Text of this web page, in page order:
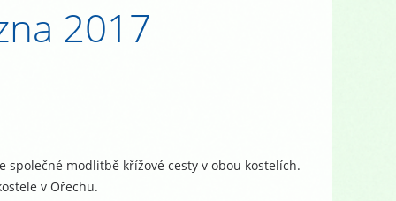
2017
modlitbě křížové cesty v obou kostelích.
v Ořechu.